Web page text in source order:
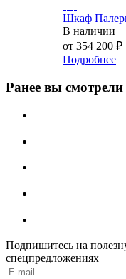
Шкаф
В наличии
от 354 200 ₽
Подробнее
Ранее вы смотрели
Подпишитесь на
спецпредложениях